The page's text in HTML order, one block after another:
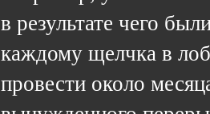
в результате чего
каждому щелчка в
провести около